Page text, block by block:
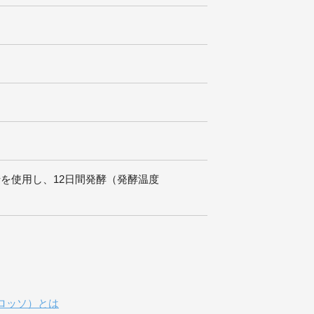
使用し、12日間発酵（発酵温度
ッソ）とは